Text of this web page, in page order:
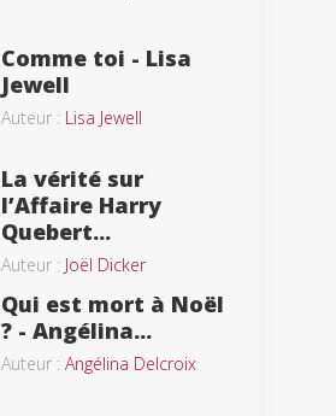
Comme toi - Lisa
Jewell
Auteur : Lisa Jewell
La vérité sur
l’Affaire Harry
Quebert...
Auteur : Joël Dicker
Qui est mort à Noël
? - Angélina...
Auteur : Angélina Delcroix